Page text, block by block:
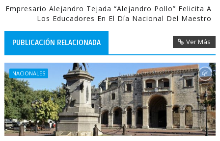
Empresario Alejandro Tejada “Alejandro Pollo” Felicita A
Los Educadores En El Día Nacional Del Maestro
PUBLICACIÓN RELACIONADA Ver Más
NACIONALES